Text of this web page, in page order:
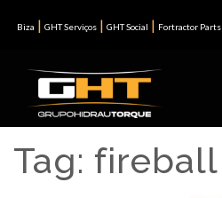
Biza | GHT Serviços | GHT Social | Fortractor Parts
Tag: fireball